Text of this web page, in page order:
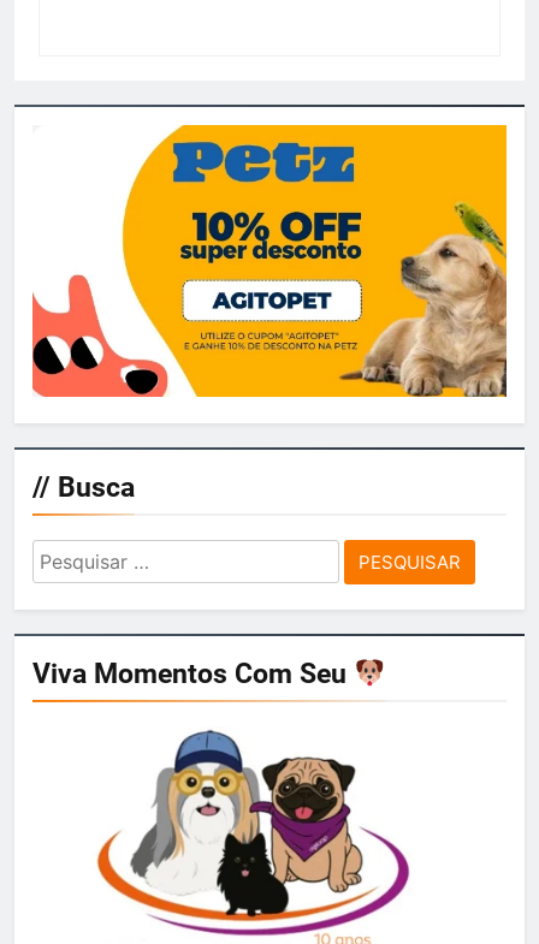
// Busca
Pesquisar
por:
Viva Momentos Com Seu